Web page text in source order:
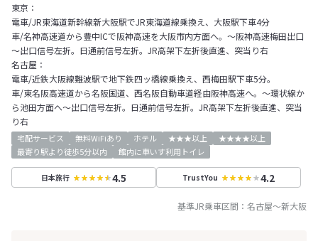
東京：
電車/JR東海道新幹線新大阪駅でJR東海道線乗換え、大阪駅下車4分
車/名神高速道から豊中ICで阪神高速を大阪市内方面へ。～阪神高速梅田出口
～出口信号左折。日通前信号左折。JR高架下左折後直進、突当り右
名古屋：
電車/近鉄大阪線難波駅で地下鉄四ッ橋線乗換え、西梅田駅下車5分。
車/東名阪高速道から名阪国道、西名阪自動車道経由阪神高速へ。～環状線か
ら池田方面へ～出口信号左折。日通前信号左折。JR高架下左折後直進、突当
り右
宅配サービス 無料WiFiあり ホテル ★★★以上
★★★★以上
最寄り駅より徒歩5分以内
館内に車いす利用トイレ
日本旅行 4.5 TrustYou 4.2
基準JR乗車区間： 名古屋～新大阪